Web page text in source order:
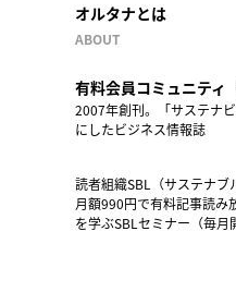
オルタナとは
ABOUT
有料会員コミュニティ
2007年創刊。「サステナ
にしたビジネス情報誌
読者組織SBL（サステナブ
月額990円で有料記事読み
を学ぶSBLセミナー（毎